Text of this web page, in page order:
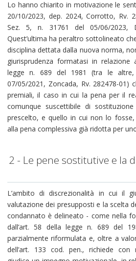
Lo hanno chiarito in motivazione le
20/10/2023, dep. 2024, Corrotto, Rv.
Sez. 5, n. 31761 del 05/06/2023,
Quest’ultima ha peraltro sottolineato
disciplina dettata dalla nuova norma,
giurisprudenza formatasi in
legge n. 689 del 1981 (tra le
07/05/2021, Zoncada, Rv. 282478-01)
premiali, il caso in cui la pena per il
comunque suscettibile di
prescelto, e quello in cui non lo
alla pena complessiva già ridotta per
2 - Le pene sostitutive e la
L’ambito di discrezionalità in cui il
valutazione dei presupposti e la scelta
condannato è delineato - come nella
dall’art. 58 della legge n. 689 del
parzialmente riformulata e, oltre a
dell’art. 133 cod. pen., richiede con